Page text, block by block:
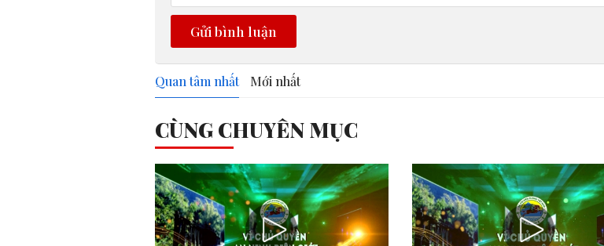
Gửi bình luận
Quan tâm nhất Mới nhất
CÙNG CHUYÊN MỤC